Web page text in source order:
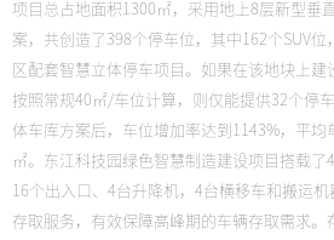
项目总占地面积1300㎡，采用地上8层新型垂
案，共创造了398个停车位，其中162个SUV
区配套智慧立体停车项目。如果在该地块上建
按照常规40㎡/车位计算，则仅能提供32个停
体车库方案后，车位增加率达到1143%，平均
㎡。东江科技园绿色智慧制造建设项目搭载了
16个出入口、4台升降机，4台横移车和搬运
存取服务，有效保障高峰期的车辆存取需求。